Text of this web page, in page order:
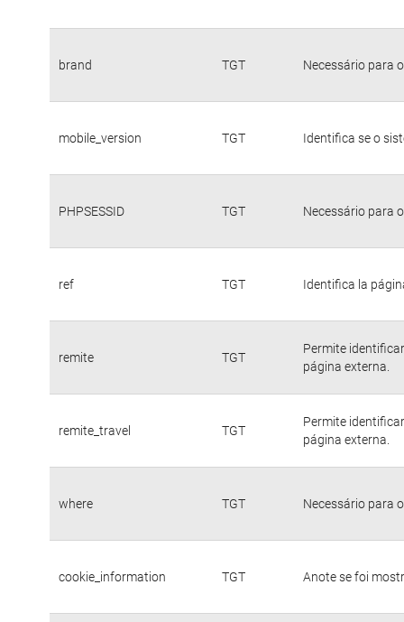
brand TGT Necessário para
mobile_version TGT Identifica se o
PHPSESSID TGT Necessário para
ref TGT Identifica la
remite TGT
Permite
página externa.
remite_travel TGT
Permite
página externa.
where TGT Necessário para
cookie_information TGT Anote se foi